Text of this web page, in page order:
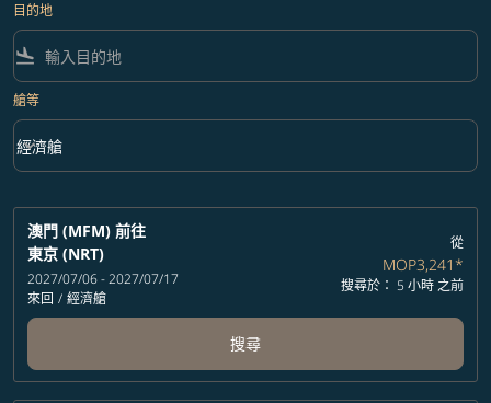
目的地
flight_land
艙等
艙等 option 經濟艙 Selected
經濟艙
keyboard_arrow_down
澳門 (MFM) 前往
東京 (NRT)
2027/07/06 - 2027/07/17
來回 / 經濟艙
從
MOP3,241*
搜尋於： 5 小時 之前
搜尋